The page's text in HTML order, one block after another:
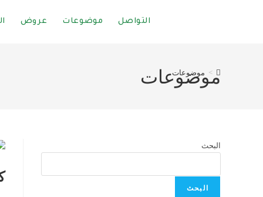
عروض موضوعات التواصل
موضوعات
> موضوعات
البحث
البحث